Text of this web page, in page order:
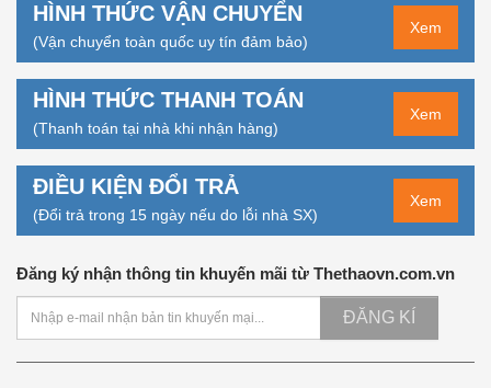
HÌNH THỨC VẬN CHUYỂN
(Vận chuyển toàn quốc uy tín đảm bảo)
Xem
HÌNH THỨC THANH TOÁN
(Thanh toán tại nhà khi nhận hàng)
Xem
ĐIỀU KIỆN ĐỔI TRẢ
(Đổi trả trong 15 ngày nếu do lỗi nhà SX)
Xem
Đăng ký nhận thông tin khuyến mãi từ Thethaovn.com.vn
ĐĂNG KÍ